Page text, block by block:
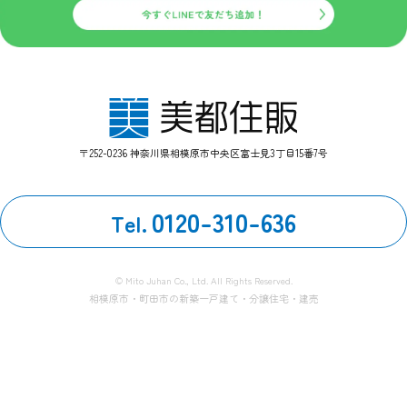
第三者とのリンク
当サイトの第三者とのリンクにおいて、リンク先サイト内にお
ＩＰアドレスについて
当サイトのアクセスログよりお客様のIPアドレスを以下の理由
からアクセスされている等の特殊な場合を除き、IPアドレスか
ら個人が特定できることはありません。
１、Webサーバーで発生した問題を突き止めるため。
クッキー（Cookie）について
〒252-0236 神奈川県相模原市中央区富士見3丁目15番7号
Tel. 0120-310-636
© Mito Juhan Co., Ltd. All Rights Reserved.
相模原市・町田市の新築一戸建て・分譲住宅・建売